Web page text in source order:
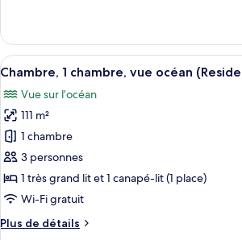
chambre
(Beach
Residence)
le
type
de
Chambre,
chambre
(Beach
Residence)
Afficher
toutes
les
photos
pour
ce
type
de
chambre :
Chambre,
Une
7
Chambre, 1 chambre, vue océan
Vue sur l’océan
111 m²
1 chambre
3 personnes
1 très grand lit et 1 canapé-lit (1 place)
Wi-Fi gratuit
Plus de détails
Plus